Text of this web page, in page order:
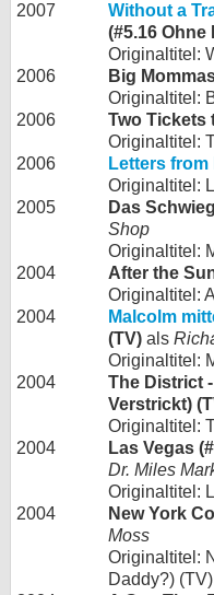
2007
Without a
(#5.16 Ohne
Originaltitel:
2006
Big
Originaltitel:
2006
Two Tickets
Originaltitel:
2006
Letters from
Originaltitel:
2005
Das
Shop
Originaltitel:
2004
After the
Originaltitel:
2004
Malcolm
(TV) als
Originaltitel:
2004
The District
Verstrickt)
Originaltitel:
2004
Las Vegas
Dr. Miles
Originaltitel:
2004
New York
Moss
Originaltitel:
Daddy?) (TV)